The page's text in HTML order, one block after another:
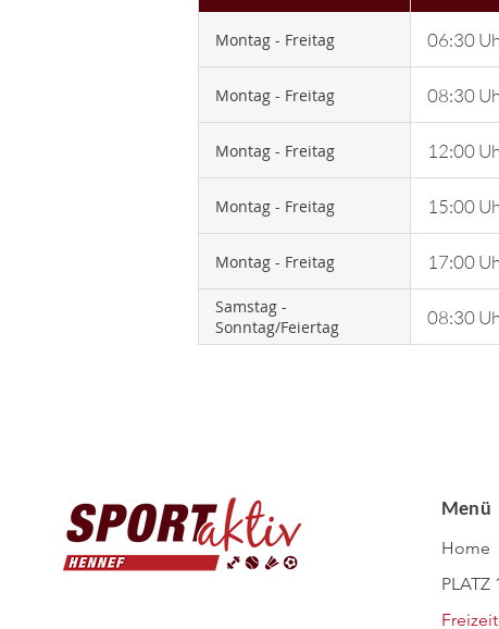
Montag - Freitag 06:30
Montag - Freitag 08:30
Montag - Freitag 12:00
Montag - Freitag 15:00
Montag - Freitag 17:00
Samstag -
Sonntag/Feiertag
08:30
Menü
Home
PLATZ
Freizeit